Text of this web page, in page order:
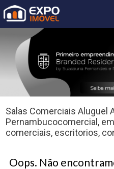
Salas Comerciais Aluguel
Pernambucocomercial,
comerciais, escritorios,
Oops. Não